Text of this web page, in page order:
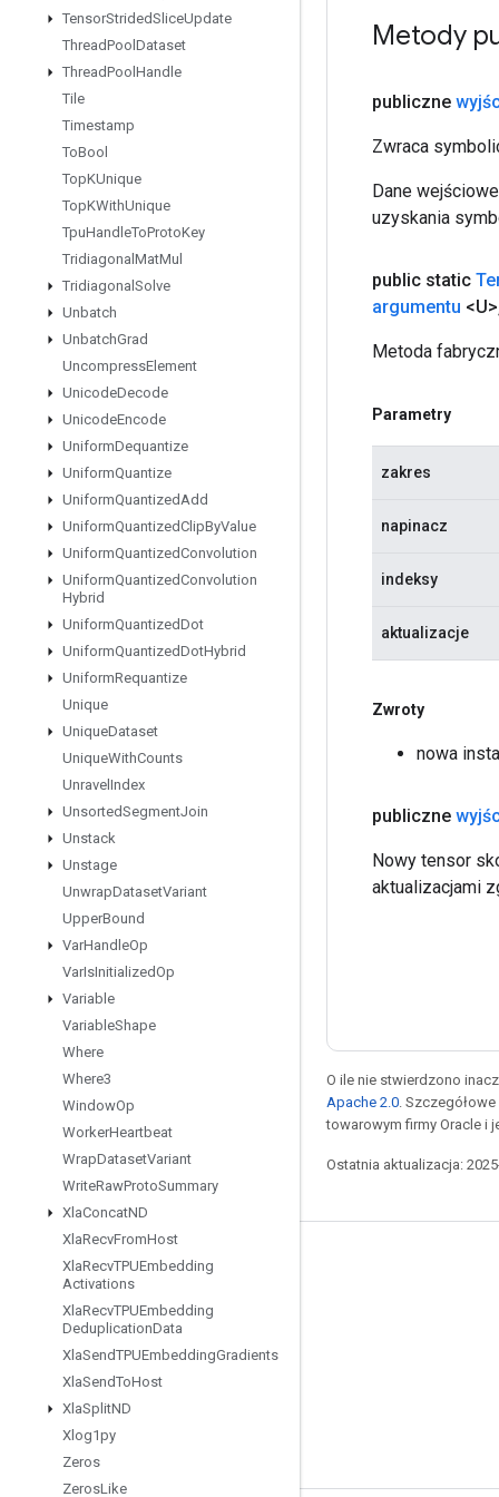
TensorStridedSliceUpdate
ThreadPool Dataset
ThreadPool Handle
Tile
Timestamp
ToBool
TopKUnique
TopKWithUnique
TpuHandleToProtoKey
Tridiagonal MatMul
Tridiagonal Solve
Unbatch
UnbatchGrad
UncompressElement
UnicodeDecode
UnicodeEncode
UniformDequantize
UniformQuantize
UniformQuantizedAdd
UniformQuantizedClipByValue
UniformQuantizedConvolution
UniformQuantizedConvolution
Hybrid
UniformQuantizedDot
UniformQuantizedDotHybrid
UniformRequantize
Unique
UniqueDataset
UniqueWithCounts
Unravel Index
UnsortedSegmentJoin
Unstack
Unstage
UnwrapDatasetVariant
UpperBound
VarHandleOp
VarIsInitializedOp
Variable
VariableShape
Where
Where3
WindowOp
WorkerHeartbeat
WrapDatasetVariant
WriteRawProtoSummary
XlaConcatND
XlaRecvFromHost
XlaRecvTPUEmbedding
Activations
XlaRecvTPUEmbedding
DeduplicationData
XlaSendTPUEmbeddingGradients
XlaSendToHost
XlaSplitND
Xlog1py
Zeros
ZerosLike
Metody
publiczne
Zwraca
Dane
uzyskania
public static
argumentu <U>
Metoda
Parametry
zakres
napinacz
indeksy
aktualizacje
Zwroty
nowa
publiczne
Nowy tensor
aktualizacjami
O ile nie stwierdzono
Apache 2.0 .
towarowym firmy Oracle i
Ostatnia aktualizacja:
Pozostawaj w kontakcie
Forum
GitHub
Twitter
YouTube